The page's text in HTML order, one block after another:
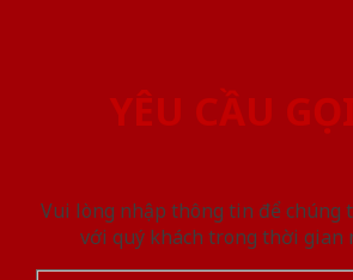
YÊU CẦU
Vui lòng nhập thông tin để chúng
với quý khách trong thời gian